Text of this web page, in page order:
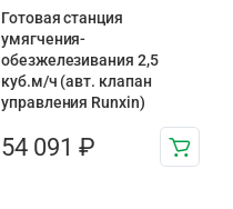
Готовая станция
умягчения-
обезжелезивания 2,5
куб.м/ч (авт. клапан
управления Runxin)
54 091 ₽